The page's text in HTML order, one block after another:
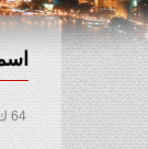
64 ك ب/ث